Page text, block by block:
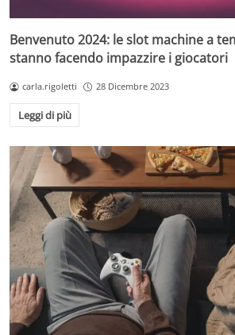
Benvenuto 2024: le slot machine a
stanno facendo impazzire i giocatori
carla.rigoletti 28 Dicembre 2023
Leggi di più